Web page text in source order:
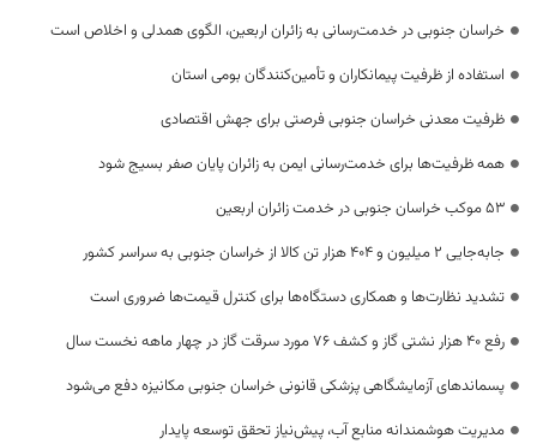
خراسان جنوبی در خدمت‌رسانی به زائران اربعین، الگوی همدلی و اخلاص است
استفاده از ظرفیت پیمانکاران و تأمین‌کنندگان بومی استان
ظرفیت معدنی خراسان جنوبی فرصتی برای جهش اقتصادی
همه ظرفیت‌ها برای خدمت‌رسانی ایمن به زائران پایان صفر بسیج شود
53 موکب خراسان جنوبی در خدمت زائران اربعین
جابه‌جایی 2 میلیون و 404 هزار تن کالا از خراسان جنوبی به سراسر کشور
تشدید نظارت‌ها و همکاری دستگاه‌ها برای کنترل قیمت‌ها ضروری است
رفع 40 هزار نشتی گاز و کشف 76 مورد سرقت گاز در چهار ماهه نخست سال
پسماندهای آزمایشگاهی پزشکی قانونی خراسان جنوبی مکانیزه دفع می‌شود
مدیریت هوشمندانه منابع آب، پیش‌نیاز تحقق توسعه پایدار